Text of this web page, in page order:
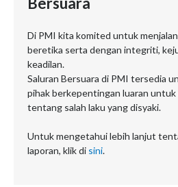
Di PMI kita komited untuk
beretika serta dengan integriti,
keadilan.
Saluran Bersuara di PMI tersedia
pihak berkepentingan luaran
tentang salah laku yang disyaki.
Untuk mengetahui lebih lanjut
laporan, klik di sini.